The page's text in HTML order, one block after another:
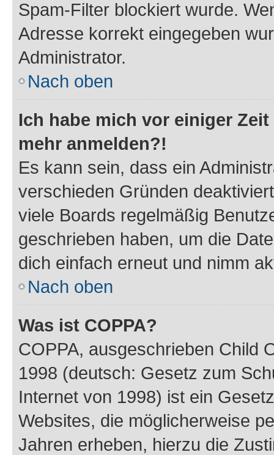
Spam-Filter blockiert wurde.
Adresse korrekt eingegeben
Administrator.
Nach oben
Ich habe mich vor einiger
mehr anmelden?!
Es kann sein, dass ein
verschieden Gründen
viele Boards regelmäßig
geschrieben haben, um die
dich einfach erneut und nimm
Nach oben
Was ist COPPA?
COPPA, ausgeschrieben Child
1998 (deutsch: Gesetz zum
Internet von 1998) ist ein
Websites, die möglicherweise
Jahren erheben, hierzu die